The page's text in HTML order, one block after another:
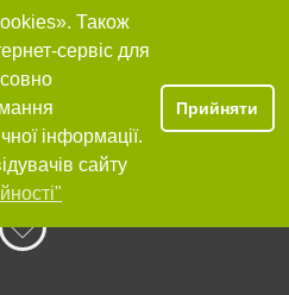
Також
сервіс для
інформації.
сайту
Прийняти